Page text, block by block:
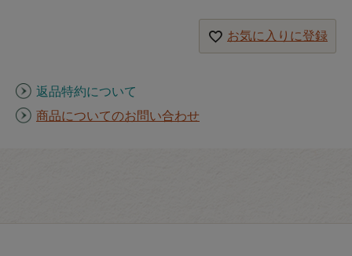
お気に入りに登録
返品特約について
商品についてのお問い合わせ